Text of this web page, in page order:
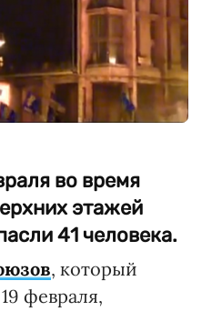
во время
этажей
41 человека.
, который
февраля,